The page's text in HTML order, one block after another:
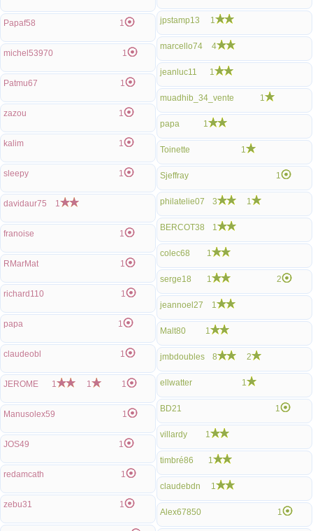
Papaf58 1
michel53970 1
Patmu67 1
zazou 1
kalim 1
sleepy 1
davidaur75 1
franoise 1
RMarMat 1
richard110 1
papa 1
claudeobl 1
JEROME 1 1 1
Manusolex59 1
JOS49 1
redamcath 1
zebu31 1
jpstamp13 1
marcello74 4
jeanluc11 1
muadhib_34_vente 1
papa 1
Toinette 1
Sjeffray 1
philatelie07 3 1
BERCOT38 1
colec68 1
serge18 1 2
jeannoel27 1
Malt80 1
jmbdoubles 8 2
ellwatter 1
BD21 1
villardy 1
timbré86 1
claudebdn 1
Alex67850 1